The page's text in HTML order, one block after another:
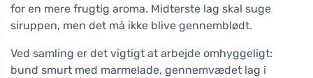
for en mere frugtig aroma. Midterste lag skal suge
siruppen, men det må ikke blive gennemblødt.
Ved samling er det vigtigt at arbejde omhyggeligt:
bund smurt med marmelade, gennemvædet lag i